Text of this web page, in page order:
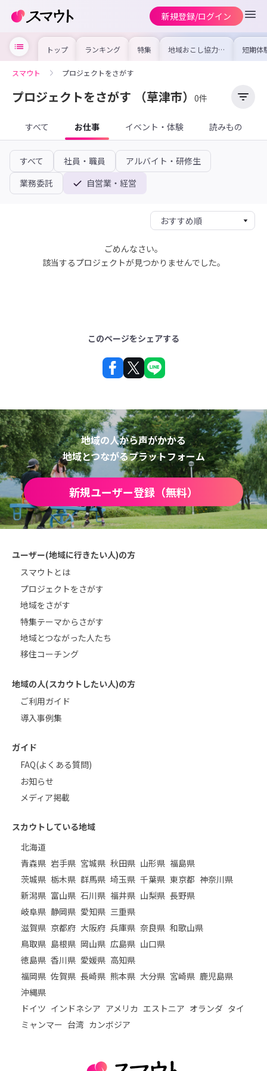
新規登録/ログイン
トップ ランキング 特集 地域おこし協力隊
の求人やイベント
を集めました！仕
けよう
短期体
り〜数
域を知
スマウト プロジェクトをさがす
プロジェクトをさがす （草津市） 0件
すべて お仕事 イベント・体験 読みもの
すべて 社員・職員
アルバイト・研修生
業務委託
自営業・経営
ごめんなさい。
該当するプロジェクトが見つかりませんでした。
このページをシェアする
地域の人から声がかかる
地域とつながるプラットフォーム
新規ユーザー登録（無料）
ユーザー(地域に行きたい人)の方
スマウトとは
プロジェクトをさがす
地域をさがす
特集テーマからさがす
地域とつながった人たち
移住コーチング
地域の人(スカウトしたい人)の方
ご利用ガイド
導入事例集
ガイド
FAQ(よくある質問)
お知らせ
メディア掲載
スカウトしている地域
北海道
青森県 岩手県 宮城県 秋田県 山形県 福島県
茨城県 栃木県 群馬県 埼玉県 千葉県 東京都 神奈川県
新潟県 富山県 石川県 福井県 山梨県 長野県
岐阜県 静岡県 愛知県 三重県
滋賀県 京都府 大阪府 兵庫県 奈良県 和歌山県
鳥取県 島根県 岡山県 広島県 山口県
徳島県 香川県 愛媛県 高知県
福岡県 佐賀県 長崎県 熊本県 大分県 宮崎県 鹿児島県
沖縄県
ドイツ インドネシア アメリカ エストニア オランダ タイ
ミャンマー 台湾 カンボジア